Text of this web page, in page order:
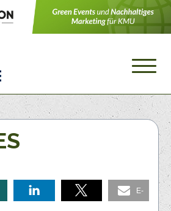
E-